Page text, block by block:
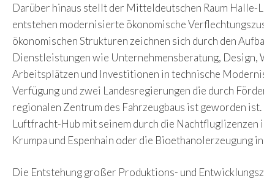
Darüber hinaus stellt der Mitteldeutschen Raum Halle-
entstehen modernisierte ökonomische
ökonomischen Strukturen zeichnen sich durch den
Dienstleistungen wie Unternehmensberatung,
Arbeitsplätzen und Investitionen in technische
Verfügung und zwei Landesregierungen die durch
regionalen Zentrum des Fahrzeugbaus ist geworden
Luftfracht-Hub mit seinem durch die
Krumpa und Espenhain oder die Bioethanolerzeugung
Die Entstehung großer Produktions- und